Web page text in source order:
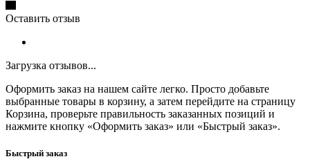
Оставить отзыв
Загрузка отзывов...
Оформить заказ на нашем сайте легко. Просто добавьте
выбранные товары в корзину, а затем перейдите на страницу
Корзина, проверьте правильность заказанных позиций и
нажмите кнопку «Оформить заказ» или «Быстрый заказ».
Быстрый заказ